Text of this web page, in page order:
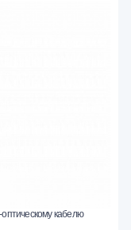
кабелю